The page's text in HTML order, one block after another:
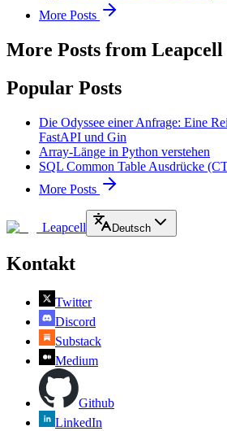
More Posts
More Posts from Leapcell
Popular Posts
Die Odyssee einer Anfrage: Eine
FastAPI und Gin
Array-Länge in Python verstehen
SQL Common Table Ausdrücke
More Posts
Leapcell Deutsch
Kontakt
Twitter
Discord
Substack
Medium
Github
LinkedIn